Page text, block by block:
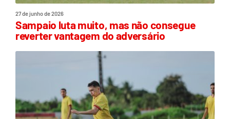
27 de junho de 2026
Sampaio luta muito, mas não consegue
reverter vantagem do adversário